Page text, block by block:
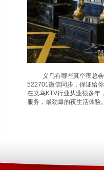
义乌有哪些真空夜总会好
522701微信同步，保证给
在义乌KTV行业从业很多年
服务，最劲爆的夜生活体